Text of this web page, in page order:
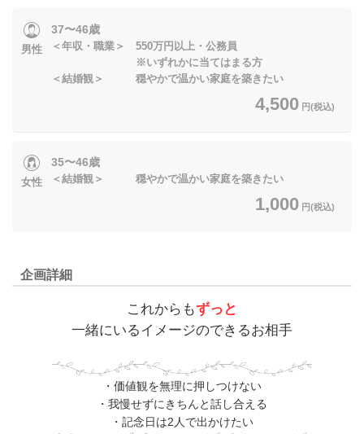
男性
37〜46歳
＜年収・職業＞ 550万円以上・公務員
※いずれかに当てはまる方
＜結婚観＞ 穏やかで温かい家庭を築きたい
4,500 円(税込)
女性
35〜46歳
＜結婚観＞ 穏やかで温かい家庭を築きたい
1,000 円(税込)
企画詳細
これからもずっと
一緒にいるイメージのできるお相手
・価値観を無理に押しつけない
・我慢せずにきちんと話し合える
・記念日は2人で出かけたい